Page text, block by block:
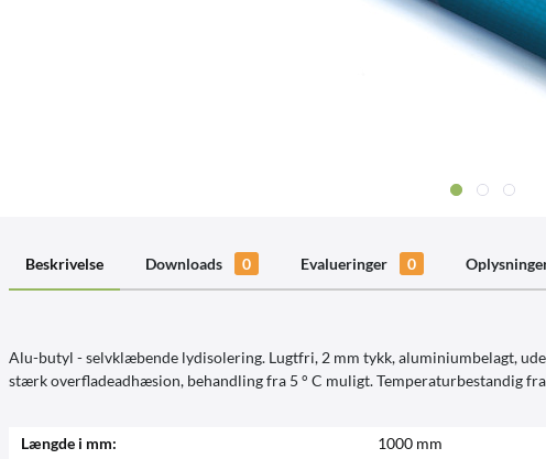
Beskrivelse Downloads 0 Evalueringer 0
Alu-butyl - selvklæbende lydisolering. Lugtfri, 2 mm tykk, aluminiumbelagt,
stærk overfladeadhæsion, behandling fra 5 ° C muligt. Temperaturbestandig
Længde i mm:
1000 mm